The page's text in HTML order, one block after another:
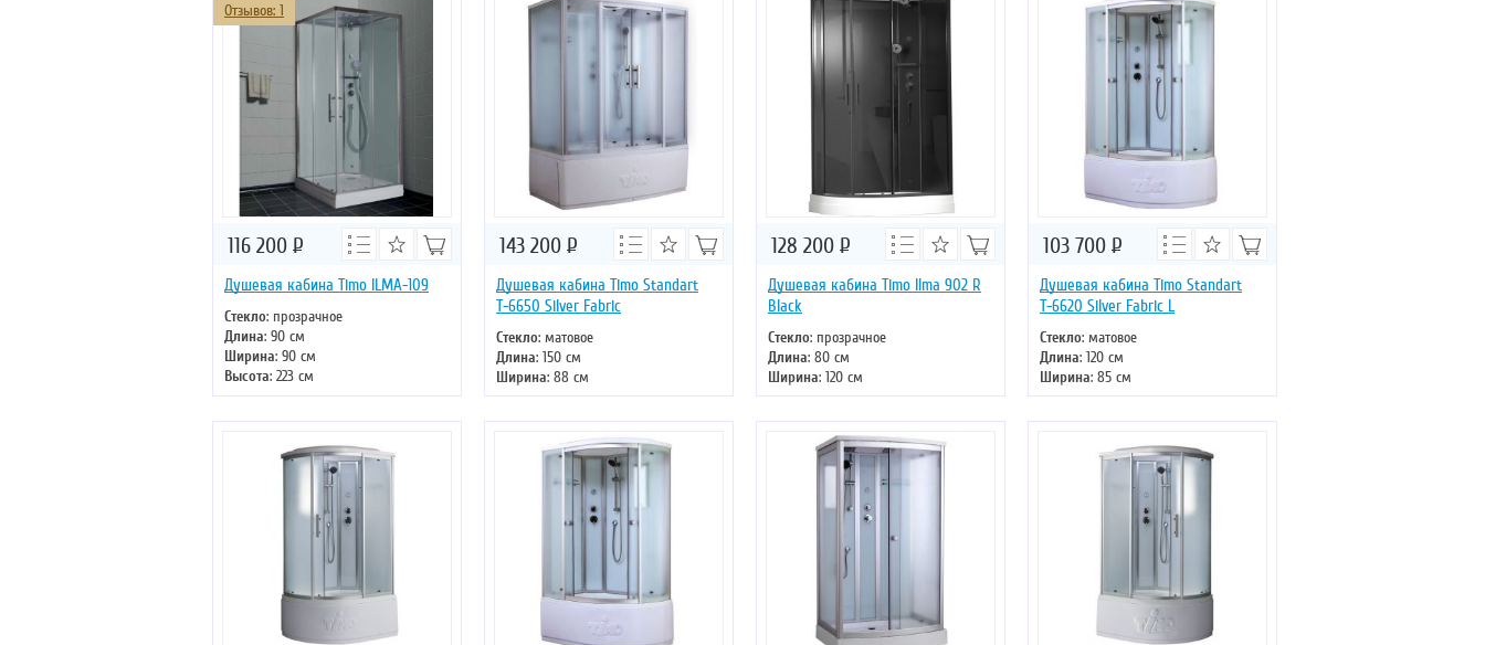
Отзывов: 1
Душевая кабина Timo ILMA-109
Стекло: прозрачное
Длина: 90 см
Ширина: 90 см
Высота: 223 см
Форма: квадратная
116 200 Р
Душевая кабина Timo Standart
Т-6650 Silver Fabric
Стекло: матовое
Длина: 150 см
Ширина: 88 см
Высота: 220 см
Форма: прямоугольная
: раздвижные
143 200 Р
Душевая кабина Timo Ilma 902 R
Black
Стекло: прозрачное
Длина: 80 см
Ширина: 120 см
Высота: 222 см
Форма: асимметричная
: раздвижные
128 200 Р
Душевая кабина Timo Standart
Т-6620 Silver Fabric L
Стекло: матовое
Длина: 120 см
Ширина: 85 см
Высота: 220 см
Форма: асимметричная
103 700 Р